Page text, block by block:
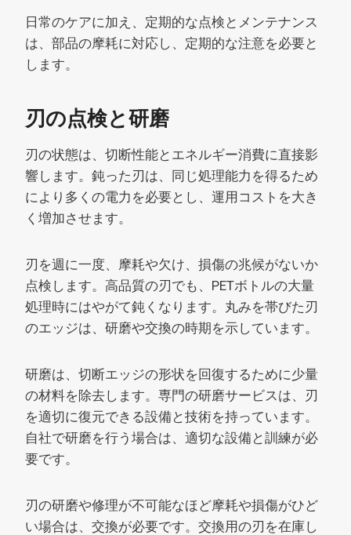
日常のケアに加え、定期的な点検とメンテナンス
は、部品の摩耗に対応し、定期的な注意を必要と
します。
刃の点検と研磨
刃の状態は、切断性能とエネルギー消費に直接影
響します。鈍った刃は、同じ処理能力を得るため
により多くの電力を必要とし、運用コストを大き
く増加させます。
刃を週に一度、摩耗や欠け、損傷の兆候がないか
点検します。高品質の刃でも、PETボトルの大量
処理時にはやがて鈍くなります。丸みを帯びた刃
のエッジは、研磨や交換の時期を示しています。
研磨は、切断エッジの形状を回復するために少量
の材料を除去します。専門の研磨サービスは、刃
を適切に復元できる設備と技術を持っています。
自社で研磨を行う場合は、適切な設備と訓練が必
要です。
刃の研磨や修理が不可能なほど摩耗や損傷がひど
い場合は、交換が必要です。交換用の刃を在庫し